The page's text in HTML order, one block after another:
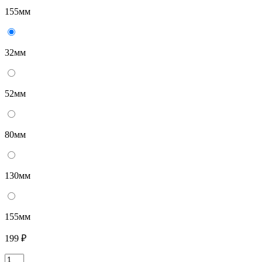
155мм
32мм
52мм
80мм
130мм
155мм
199 ₽